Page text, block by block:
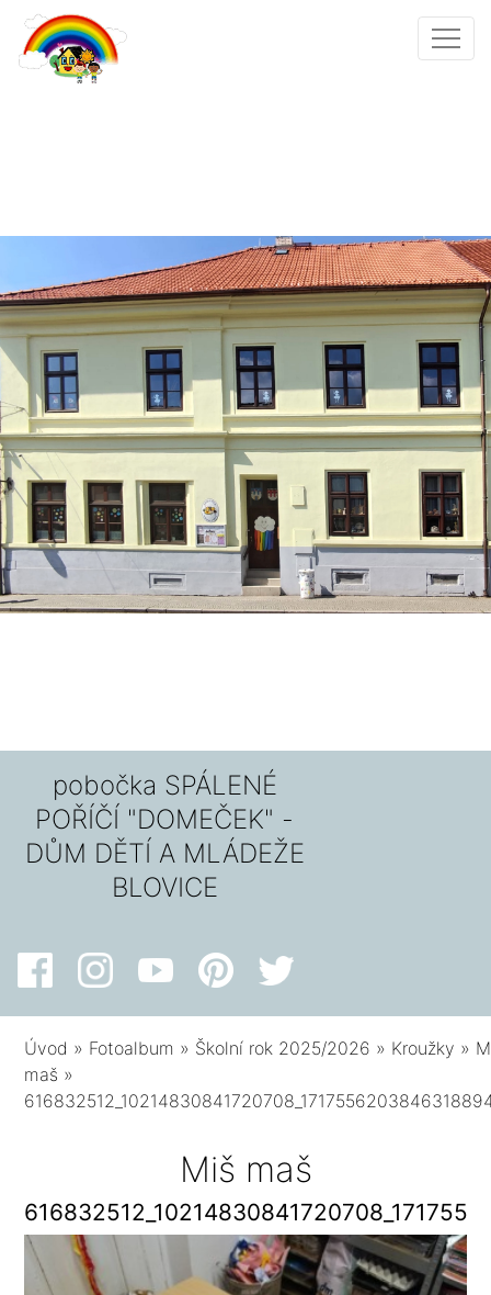
pobočka SPÁLENÉ
POŘÍČÍ "DOMEČEK" -
DŮM DĚTÍ A MLÁDEŽE
BLOVICE
Úvod » Fotoalbum » Školní rok 2025/2026 » Kroužky »
maš »
Miš maš